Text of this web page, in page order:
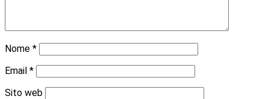
Nome *
Email *
Sito web